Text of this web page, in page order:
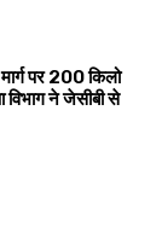
पर 200 किलो
विभाग ने जेसीबी से